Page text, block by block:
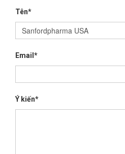
Tên*
Email*
Ý kiến*